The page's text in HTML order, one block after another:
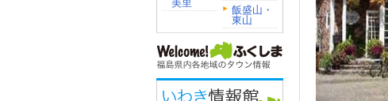
美里
飯盛山・
東山